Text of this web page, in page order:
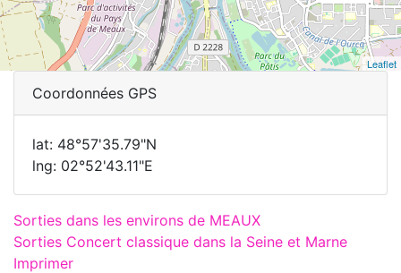
Leaflet
Coordonnées GPS
lat: 48°57'35.79"N
lng: 02°52'43.11"E
Sorties dans les environs de MEAUX
Sorties Concert classique dans la Seine et Marne
Imprimer